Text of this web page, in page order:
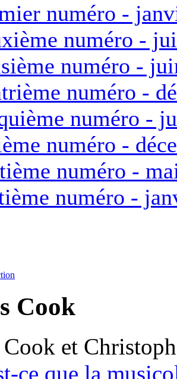
numéro -
numéro -
numéro -
numéro -
numéro -
numéro -
numéro -
numéro -
Cook
Cook et
ce que la